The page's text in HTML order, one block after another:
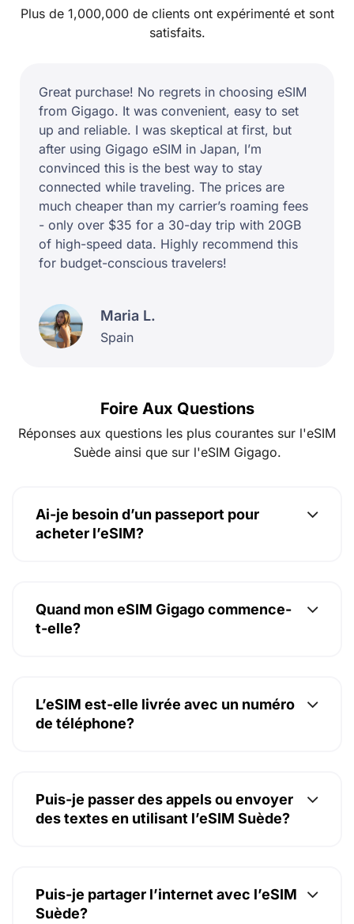
Plus de 1,000,000 de clients ont expérimenté et sont
satisfaits.
Great purchase! No regrets in choosing eSIM
from Gigago. It was convenient, easy to set
up and reliable. I was skeptical at first, but
after using Gigago eSIM in Japan, I’m
convinced this is the best way to stay
connected while traveling. The prices are
much cheaper than my carrier’s roaming fees
- only over $35 for a 30-day trip with 20GB
of high-speed data. Highly recommend this
for budget-conscious travelers!
Maria L.
Spain
Foire Aux Questions
Réponses aux questions les plus courantes sur l'eSIM
Suède ainsi que sur l'eSIM Gigago.
Ai-je besoin d’un passeport pour
acheter l’eSIM?
Quand mon eSIM Gigago commence-
t-elle?
L’eSIM est-elle livrée avec un numéro
de téléphone?
Puis-je passer des appels ou envoyer
des textes en utilisant l’eSIM Suède?
Puis-je partager l’internet avec l’eSIM
Suède?